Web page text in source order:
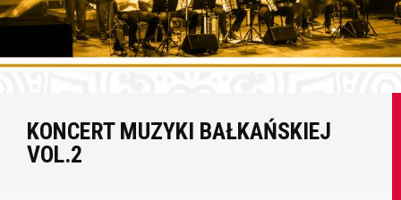
KONCERT MUZYKI BAŁKAŃSKIEJ
VOL.2